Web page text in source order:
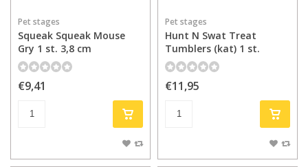
Pet stages
Squeak Squeak Mouse
Gry 1 st. 3,8 cm
€9,41
Pet stages
Hunt N Swat Treat
Tumblers (kat) 1 st.
€11,95